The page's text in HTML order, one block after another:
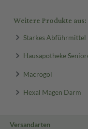
Weitere Produkte aus:
Starkes Abführmittel
Hausapotheke
Macrogol
Hexal Magen Darm
Versandarten